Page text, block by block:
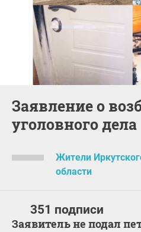
Заявление о возбуждении
уголовного дела
Жители
области
351 подписи
Заявитель не подал